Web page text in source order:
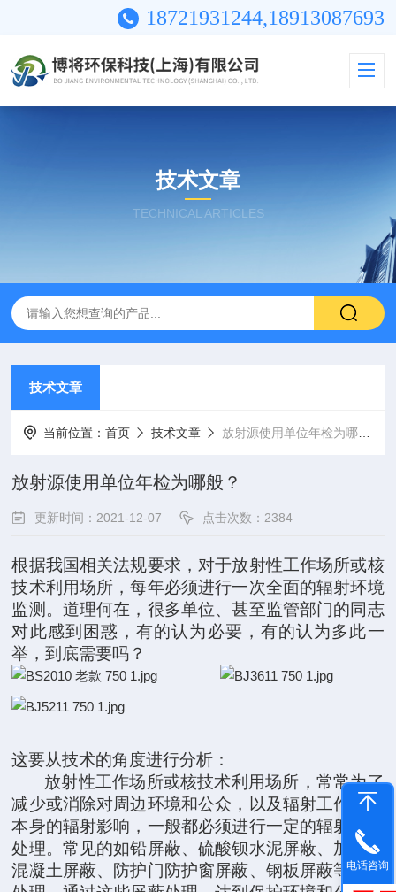
18721931244,18913087693
技术文章
TECHNICAL ARTICLES
技术文章
当前位置：首页 技术文章 放射源使用单位年检为哪般？
放射源使用单位年检为哪般？
更新时间：2021-12-07 点击次数：2384
根据我国相关法规要求，对于放射性工作场所或核
技术利用场所，每年必须进行一次全面的辐射环境
监测。道理何在，很多单位、甚至监管部门的同志
对此感到困惑，有的认为必要，有的认为多此一
举，到底需要吗？
这要从技术的角度进行分析：
放射性工作场所或核技术利用场所，常常为了
减少或消除对周边环境和公众，以及辐射工作人员
本身的辐射影响，一般都必须进行一定的辐射防护
处理。常见的如铅屏蔽、硫酸钡水泥屏蔽、加厚的
混凝土屏蔽、防护门防护窗屏蔽、钢板屏蔽等屏蔽
电话咨询